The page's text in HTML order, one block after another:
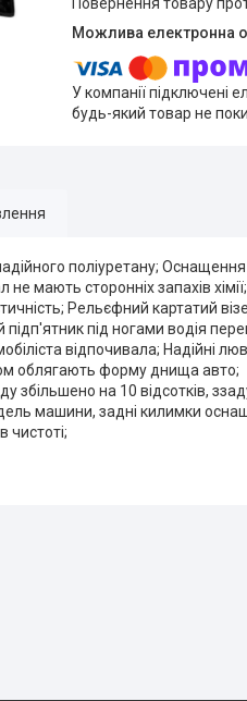
У компанії підключені
будь-який товар не
поліуретану;
мають сторонніх запахів
Рельєфний картатий
підп'ятник під ногами водія
відпочивала; Надійні
облягають форму днища авто;
збільшено на 10 відсотків,
машини, задні килимки
чистоті;